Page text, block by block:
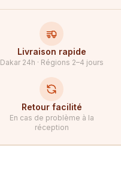
Livraison rapide
Dakar 24h · Régions 2–4 jours
Retour facilité
En cas de problème à la
réception